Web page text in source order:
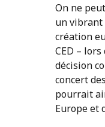
On ne
un vibrant
création
CED –
décision
concert
pourrait
Europe et